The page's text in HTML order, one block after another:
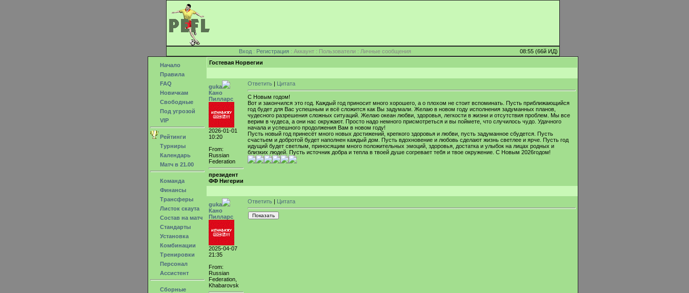
Вход : Регистрация : Аккаунт : Пользователи : Личные сообщения 08:55 (66й ИД)
Начало
Правила
FAQ
Новичкам
Свободные
Под угрозой
VIP
Рейтинги
Турниры
Календарь
Матч в 21.00
Команда
Финансы
Трансферы
Листок скаута
Состав на матч
Стандарты
Установка
Комбинации
Тренировки
Персонал
Ассистент
Сборные
Гостевая Норвегии
guka
Кано
Пилларс
2026-01-01
10:20
From:
Russian
Federation
президент
ФФ Нигерии
Ответить | Цитата
С Новым годом!
Вот и закончился это год. Каждый год приносит много хорошего, а о плохом не стоит вспоминать. Пусть приближающийся
год будет для Вас успешным и всё сложится как Вы задумали. Желаю в новом году исполнения задуманных планов,
чудесного разрешения сложных ситуаций. Желаю океан любви, здоровья, легкости в жизни и отсутствия проблем. Мы все
верим в чудеса, а они нас окружают. Просто надо немного присмотреться и вы поймете, что случилось чудо. Удачного
начала и успешного продолжения Вам в новом году!
Пусть новый год принесёт много новых достижений, крепкого здоровья и любви, пусть задуманное сбудется. Пусть
счастьем и добротой будет наполнен каждый дом. Пусть вдохновение и любовь сделают жизнь светлее и ярче. Пусть год
идущий будет светлым, приносящим много положительных эмоций, здоровья, достатка и улыбок на лицах родных и
близких людей. Пусть источник добра и тепла в твоей душе согревает тебя и твое окружение. С Новым 2026годом!
guka
Кано
Пилларс
2025-04-07
21:35
From:
Russian
Federation,
Khabarovsk
Ответить | Цитата